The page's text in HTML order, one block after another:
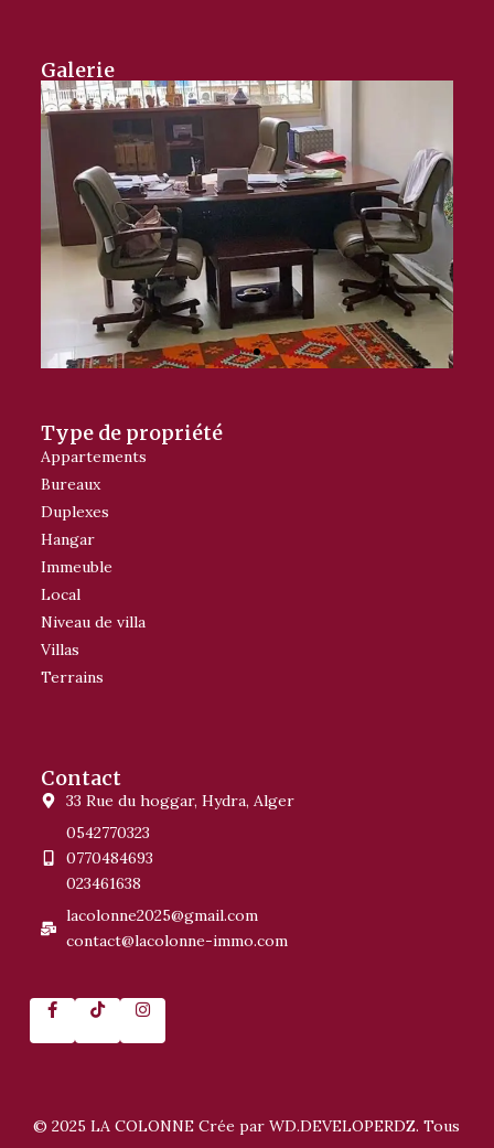
Galerie
Type de propriété
Appartements
Bureaux
Duplexes
Hangar
Immeuble
Local
Niveau de villa
Villas
Terrains
Contact
33 Rue du hoggar, Hydra, Alger
0542770323
0770484693
023461638
lacolonne2025@gmail.com
contact@lacolonne-immo.com
© 2025 LA COLONNE Crée par WD.DEVELOPERDZ. Tous